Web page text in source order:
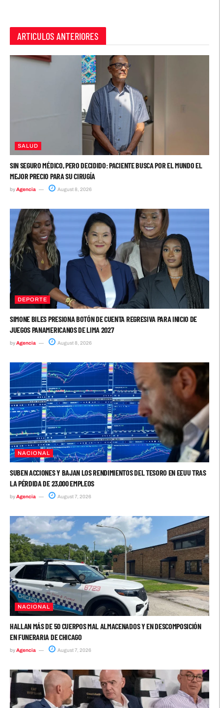
ARTICULOS ANTERIORES
SALUD
SIN SEGURO MÉDICO, PERO DECIDIDO: PACIENTE BUSCA POR EL MUNDO EL
MEJOR PRECIO PARA SU CIRUGÍA
byAgencia August 8, 2026
DEPORTE
SIMONE BILES PRESIONA BOTÓN DE CUENTA REGRESIVA PARA INICIO DE
JUEGOS PANAMERICANOS DE LIMA 2027
byAgencia August 8, 2026
NACIONAL
SUBEN ACCIONES Y BAJAN LOS RENDIMIENTOS DEL TESORO EN EEUU TRAS
LA PÉRDIDA DE 23,000 EMPLEOS
byAgencia August 7, 2026
NACIONAL
HALLAN MÁS DE 50 CUERPOS MAL ALMACENADOS Y EN DESCOMPOSICIÓN
EN FUNERARIA DE CHICAGO
byAgencia August 7, 2026